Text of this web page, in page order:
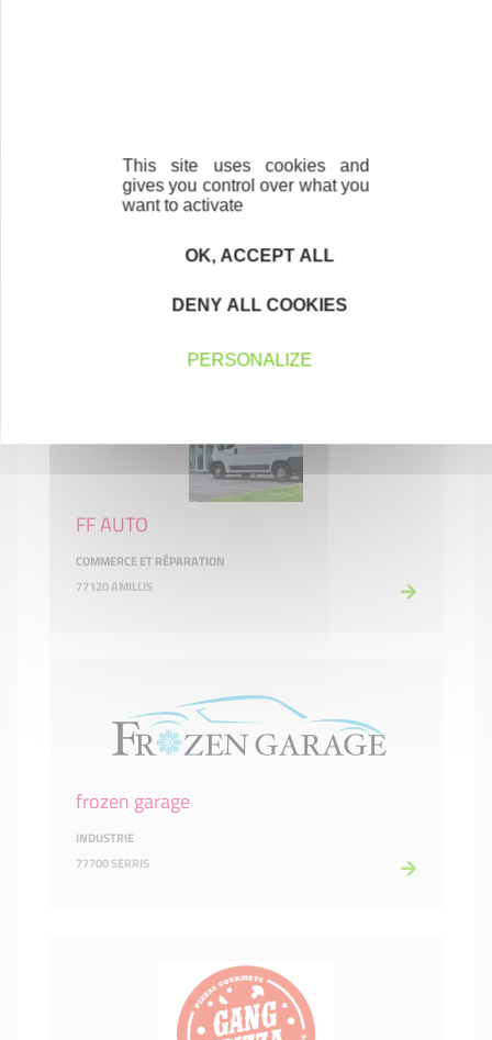
Electra coaching
SERVICES AUX PARTICULIERS
FF AUTO
COMMERCE ET RÉPARATION
77120 AMILLIS
frozen garage
INDUSTRIE
77700 SERRIS
This site uses cookies and
gives you control over what you
want to activate
OK, ACCEPT ALL
DENY ALL COOKIES
PERSONALIZE